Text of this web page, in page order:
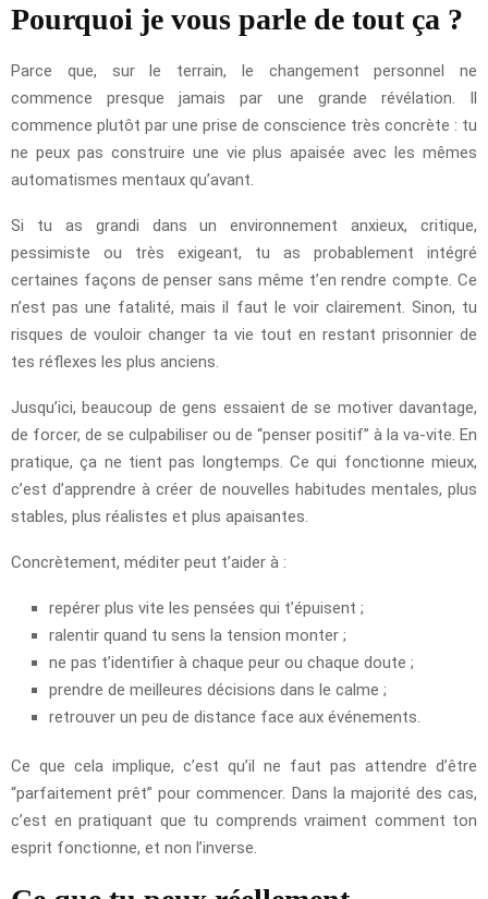
Pourquoi je vous parle de tout ça ?
Parce que, sur le terrain, le changement personnel ne
commence presque jamais par une grande révélation. Il
commence plutôt par une prise de conscience très concrète : tu
ne peux pas construire une vie plus apaisée avec les mêmes
automatismes mentaux qu’avant.
Si tu as grandi dans un environnement anxieux, critique,
pessimiste ou très exigeant, tu as probablement intégré
certaines façons de penser sans même t’en rendre compte. Ce
n’est pas une fatalité, mais il faut le voir clairement. Sinon, tu
risques de vouloir changer ta vie tout en restant prisonnier de
tes réflexes les plus anciens.
Jusqu’ici, beaucoup de gens essaient de se motiver davantage,
de forcer, de se culpabiliser ou de “penser positif” à la va-vite. En
pratique, ça ne tient pas longtemps. Ce qui fonctionne mieux,
c’est d’apprendre à créer de nouvelles habitudes mentales, plus
stables, plus réalistes et plus apaisantes.
Concrètement, méditer peut t’aider à :
repérer plus vite les pensées qui t’épuisent ;
ralentir quand tu sens la tension monter ;
ne pas t’identifier à chaque peur ou chaque doute ;
prendre de meilleures décisions dans le calme ;
retrouver un peu de distance face aux événements.
Ce que cela implique, c’est qu’il ne faut pas attendre d’être
“parfaitement prêt” pour commencer. Dans la majorité des cas,
c’est en pratiquant que tu comprends vraiment comment ton
esprit fonctionne, et non l’inverse.